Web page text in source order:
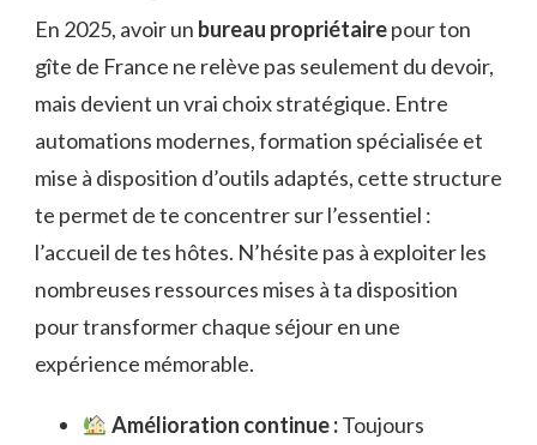
En 2025, avoir un bureau propriétairepour ton
gîte de France ne relève pas seulement du devoir,
mais devient un vrai choix stratégique. Entre
automations modernes, formation spécialisée et
mise à disposition d’outils adaptés, cette structure
te permet de te concentrer sur l’essentiel :
l’accueil de tes hôtes. N’hésite pas à exploiter les
nombreuses ressources mises à ta disposition
pour transformer chaque séjour en une
expérience mémorable.
Amélioration continue :Toujours